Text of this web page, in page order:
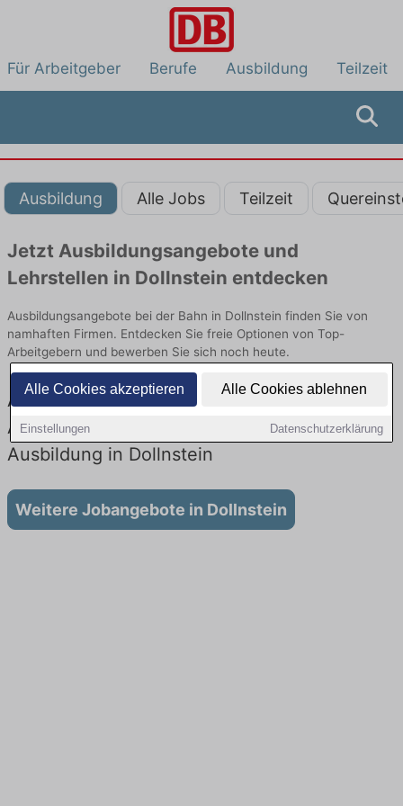
Alle Cookies akzeptieren Alle Cookies ablehnen
Einstellungen Datenschutzerklärung
Für Arbeitgeber Berufe Ausbildung Teilzeit
Ausbildung Alle Jobs Teilzeit
Jetzt Ausbildungsangebote und
Lehrstellen in Dollnstein entdecken
Ausbildungsangebote bei der Bahn in Dollnstein finden Sie von
namhaften Firmen. Entdecken Sie freie Optionen von Top-
Arbeitgebern und bewerben Sie sich noch heute.
Ausbildung in Dollnstein bei der Bahn:
Aktuell gibt es keine Stellenangebote für
Ausbildung in Dollnstein
Weitere Jobangebote in Dollnstein